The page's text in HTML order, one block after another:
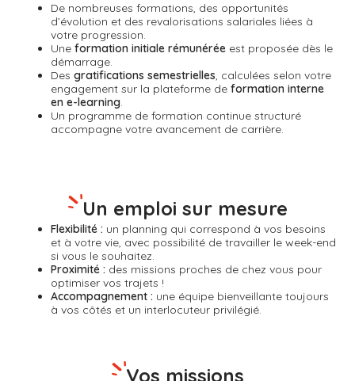
De nombreuses formations, des opportunités
d’évolution et des revalorisations salariales liées à
votre progression.
Une formation initiale rémunérée est proposée dès le
démarrage.
Des gratifications semestrielles, calculées selon votre
engagement sur la plateforme de formation interne
en e-learning.
Un programme de formation continue structuré
accompagne votre avancement de carrière.
Flexibilité : un planning qui correspond à vos besoins
et à votre vie, avec possibilité de travailler le week-end
si vous le souhaitez.
Proximité : des missions proches de chez vous pour
optimiser vos trajets !
Accompagnement : une équipe bienveillante toujours
à vos côtés et un interlocuteur privilégié.
Un emploi sur mesure
Vos missions